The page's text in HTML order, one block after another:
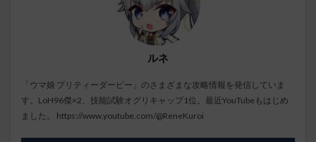
ルネ
「ウマ娘 プリティーダービー」のさまざまな攻略情報を発信していま
す。LoH96傑×2、技能試験オグリキャップ1位。最近YouTubeもはじめ
ました。 https://www.youtube.com/@ReneKuroi